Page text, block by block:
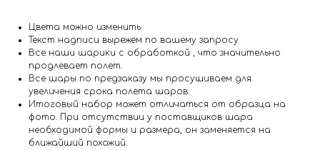
Цвета можно изменить
Текст надписи вырежем по вашему запросу
Все наши шарики с обработкой , что значительно
продлевает полет.
Все шары по предзаказу мы просушиваем для
увеличения срока полета шаров.
Итоговый набор может отличаться от образца на
фото. При отсутствии у поставщиков шара
необходимой формы и размера, он заменяется на
ближайший похожий.